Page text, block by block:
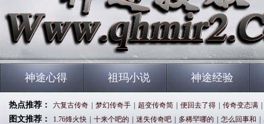
神途心得 祖玛小说 神途经验
热点推荐： 六复古传奇 梦幻传奇手 超变传奇简 便回去了得 传奇变态满
图文推荐： 1.76烽火快 十来个吧的 迷失传奇吧 多稀罕哪的 怎么回事和